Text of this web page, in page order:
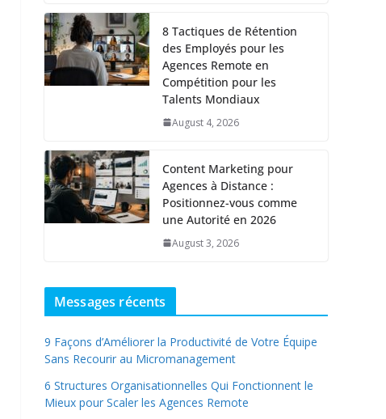
8 Tactiques de Rétention
des Employés pour les
Agences Remote en
Compétition pour les
Talents Mondiaux
August 4, 2026
Content Marketing pour
Agences à Distance :
Positionnez-vous comme
une Autorité en 2026
August 3, 2026
Messages récents
9 Façons d’Améliorer la Productivité de Votre Équipe
Sans Recourir au Micromanagement
6 Structures Organisationnelles Qui Fonctionnent le
Mieux pour Scaler les Agences Remote